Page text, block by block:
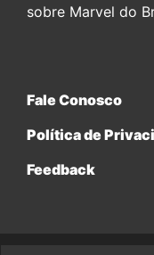
sobre Marvel do
Fale Conosco
Política de
Feedback